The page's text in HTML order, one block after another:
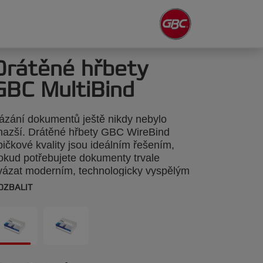
hřbety
MultiBind
dokumentů ještě nikdy nebylo
Drátěné hřbety GBC WireBind
kvality jsou ideálním řešením,
potřebujete dokumenty trvale
moderním, technologicky vyspělým
Posunou vaše prezentace na
WireBind umožní, aby listy ležely
a obracely se až o 360°
usnadňovaly psaní poznámek nebo